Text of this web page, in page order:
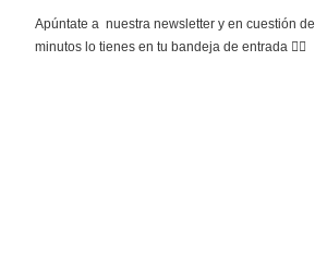
Apúntate a nuestra newsletter y en cuestión de
minutos lo tienes en tu bandeja de entrada 👇🏻